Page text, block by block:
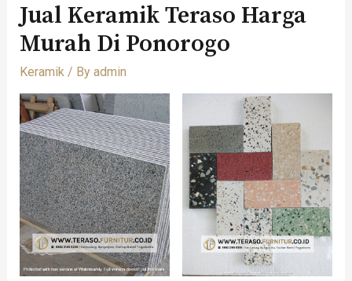
Jual Keramik Teraso Harga
Murah Di Ponorogo
Keramik/ By admin